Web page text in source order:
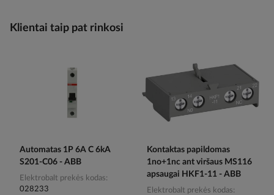
Klientai taip pat rinkosi
Automatas 1P 6A C 6kA
S201-C06 - ABB
Elektrobalt prekės kodas
028233
Kontaktas papildomas
1no+1nc ant viršaus MS116
apsaugai HKF1-11 - ABB
Elektrobalt prekės kodas